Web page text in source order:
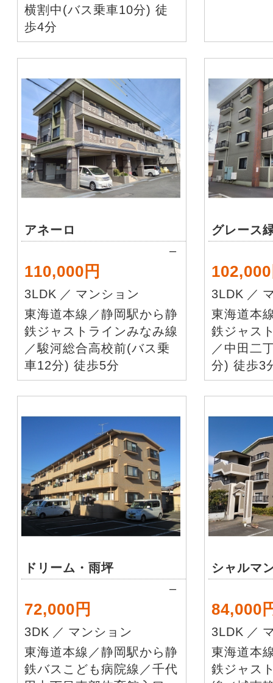
横割中(バス乗車10分) 徒
歩4分
アネーロ
–
110,000円
3LDK ／ マンション
東海道本線／静岡駅から静
鉄ジャストラインみなみ線
／駿河総合高校前(バス乗
車12分) 徒歩5分
グレース
3LDK ／
東海道本
鉄ジャス
／中田二
分) 徒歩3
ドリーム・雨坪
–
72,000円
3DK ／ マンション
東海道本線／静岡駅から静
鉄バスこども病院線／千代
シャルマ
84,000
3LDK ／
東海道本
鉄ジャス